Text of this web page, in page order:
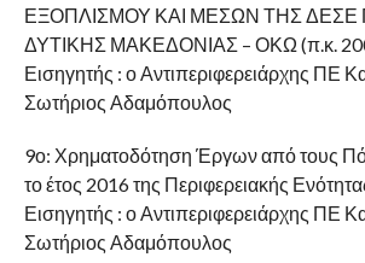
ΕΞΟΠΛΙΣΜΟΥ ΚΑΙ ΜΕΣΩΝ ΤΗΣ ΔΕΣΕ
ΔΥΤΙΚΗΣ ΜΑΚΕΔΟΝΙΑΣ – ΟΚΩ (π.κ.
Εισηγητής : ο Αντιπεριφερειάρχης ΠΕ
Σωτήριος Αδαμόπουλος
9ο: Χρηματοδότηση Έργων από τους
το έτος 2016 της Περιφερειακής
Εισηγητής : ο Αντιπεριφερειάρχης ΠΕ
Σωτήριος Αδαμόπουλος